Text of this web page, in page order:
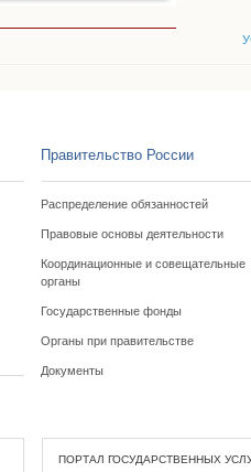
Правительство России
Распределение обязанностей
Правовые основы деятельности
Координационные и совещательные
органы
Государственные фонды
Органы при правительстве
Документы
ПОРТАЛ ГОСУДАРСТВЕННЫХ